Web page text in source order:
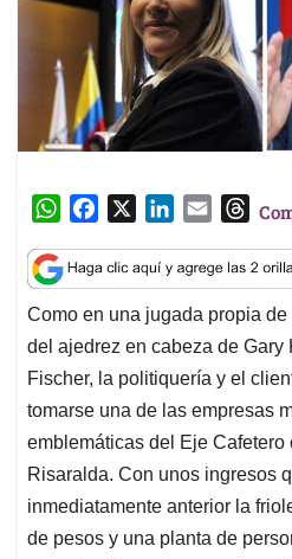
W
a
t
s
A
p
p
c
e
b
o
o
k
n
k
e
d
I
n
a
i
l
T
r
e
a
d
s
Como en una jugada propia
del ajedrez en cabeza de Gary
Fischer, la politiquería y el
tomarse una de las empresas
emblemáticas del Eje
Risaralda. Con unos ingresos
inmediatamente anterior la
de pesos y una planta de